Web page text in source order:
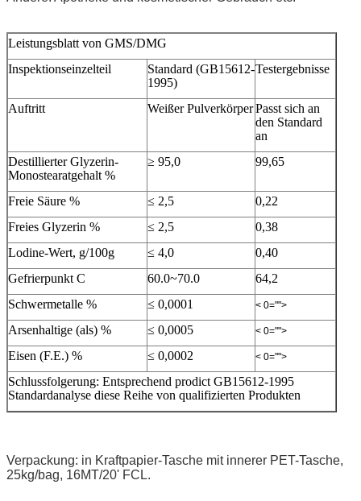
Leistungsblatt von GMS/DMG
Inspektionseinzelteil
Standard (GB15612-
1995)
Testergebnisse
Auftritt Weißer PulverkörperPasst sich an
den Standard
an
Destillierter Glyzerin-
Monostearatgehalt %
≥ 95,0 99,65
Freie Säure % ≤ 2,5
0,22
Freies Glyzerin %
≤ 2,5
0,38
Lodine-Wert, g/100g
≤ 4,0
0,40
Gefrierpunkt C
60.0~70.0
64,2
Schwermetalle %
≤ 0,0001 < 0="">
Arsenhaltige (als) % ≤ 0,0005 < 0="">
Eisen (F.E.) % ≤ 0,0002 < 0="">
Schlussfolgerung: Entsprechend prodict GB15612-1995
Standardanalyse diese Reihe von qualifizierten Produkten
Verpackung: in Kraftpapier-Tasche mit innerer PET-Tasche,
25kg/bag, 16MT/20' FCL.